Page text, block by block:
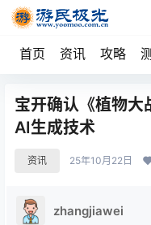
首页 资讯 攻略
宝开确认《植物大
AI生成技术
资讯 25年10月22日
zhangjiawei